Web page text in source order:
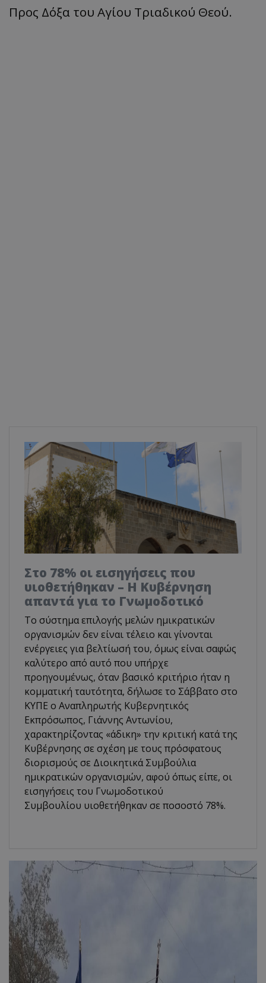
Προς Δόξα του Αγίου Τριαδικού Θεού.
Στο 78% οι εισηγήσεις που
υιοθετήθηκαν – Η Κυβέρνηση
απαντά για το Γνωμοδοτικό
Το σύστημα επιλογής μελών ημικρατικών
οργανισμών δεν είναι τέλειο και γίνονται
ενέργειες για βελτίωσή του, όμως είναι σαφώς
καλύτερο από αυτό που υπήρχε
προηγουμένως, όταν βασικό κριτήριο ήταν η
κομματική ταυτότητα, δήλωσε το Σάββατο στο
ΚΥΠΕ ο Αναπληρωτής Κυβερνητικός
Εκπρόσωπος, Γιάννης Αντωνίου,
χαρακτηρίζοντας «άδικη» την κριτική κατά της
Κυβέρνησης σε σχέση με τους πρόσφατους
διορισμούς σε Διοικητικά Συμβούλια
ημικρατικών οργανισμών, αφού όπως είπε, οι
εισηγήσεις του Γνωμοδοτικού
Συμβουλίου υιοθετήθηκαν σε ποσοστό 78%.